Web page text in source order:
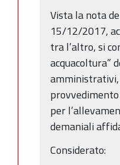
Vista la nota
15/12/2017,
tra l’altro, si
acquacoltura”
amministrativi,
per
demaniali
Considerato: